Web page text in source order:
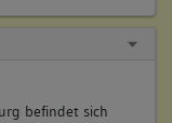
befindet sich